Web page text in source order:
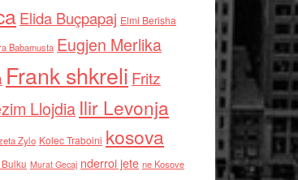
Elida Buçpapaj Elmi Berisha
Babamusta Eugjen Merlika
Frank shkreli Fritz
Llojdia Ilir Levonja
Zylo Kolec Traboini kosova
Murat Gecaj nderroi jete ne Kosove